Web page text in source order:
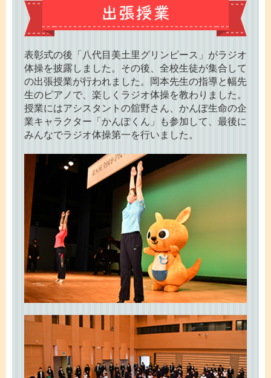
表彰式の後「八代目美土里グリンピース」がラジオ
体操を披露しました。その後、全校生徒が集合して
の出張授業が行われました。岡本先生の指導と幅先
生のピアノで、楽しくラジオ体操を教わりました。
授業にはアシスタントの舘野さん、かんぽ生命の企
業キャラクター「かんぽくん」も参加して、最後に
みんなでラジオ体操第一を行いました。